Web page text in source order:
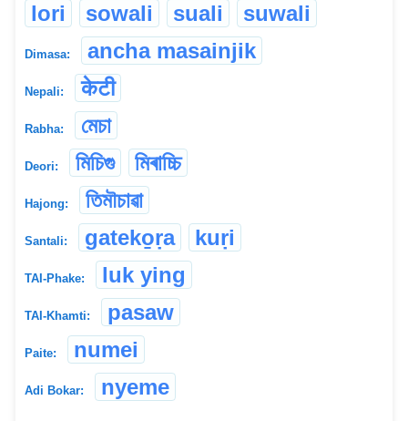
lori
sowali suali suwali
Dimasa: ancha masainjik
Nepali: केटी
Rabha: মেচা
Deori: মিচিগু মিৰাচ্চি
Hajong: তিমৗচাৱা
Santali: gateko̱ṛa kuṛi
TAI-Phake: luk ying
TAI-Khamti: pasaw
Paite: numei
Adi Bokar: nyeme